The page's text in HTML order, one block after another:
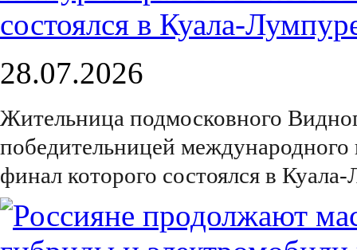
28.07.2026
Жительница подмосковного
победительницей
финал которого состоялся в